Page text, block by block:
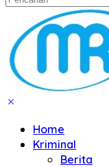
Home
Kriminal
Berita